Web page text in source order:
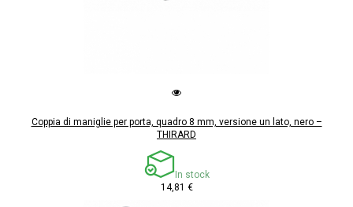
Coppia di maniglie per porta, quadro 8 mm, versione un lato, nero –
THIRARD
In stock
14,81 €